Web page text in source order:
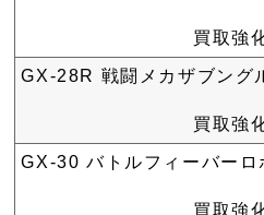
買取強
GX-28R 戦闘メカザブング
買取強
GX-30 バトルフィーバーロ
買取強